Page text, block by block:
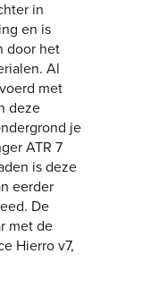
in
en is
door het
Al
met
deze
je
ATR 7
is deze
eerder
De
met de
Hierro v7,